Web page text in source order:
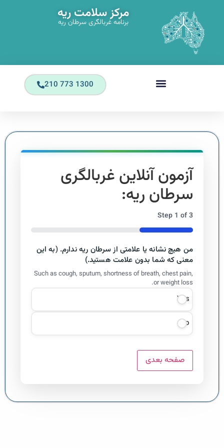
مرکز سلامت ریه
برنامه غربالگری سرطان ریه
1300 773 210
آزمون آنلاین غربالگری
سرطان ریه:
Step 1 of3
33%
من هیچ نشانه یا علامتی از سرطان ریه ندارم. (به این
معنی که شما بدون علامت هستید.)
Such as cough, sputum, shortness of breath, chest pain,
or weight loss.
Yes
No